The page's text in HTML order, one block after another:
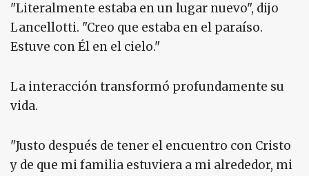
"Literalmente estaba en un lugar nuevo", dijo
Lancellotti. "Creo que estaba en el paraíso.
Estuve con Él en el cielo."
La interacción transformó profundamente su
vida.
"Justo después de tener el encuentro con Cristo
y de que mi familia estuviera a mi alrededor, mi